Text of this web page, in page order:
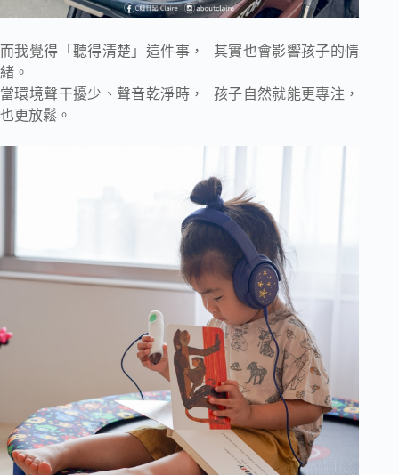
而我覺得「聽得清楚」這件事， 其實也會影響孩子的情
緒。
當環境聲干擾少、聲音乾淨時， 孩子自然就能更專注，
也更放鬆。